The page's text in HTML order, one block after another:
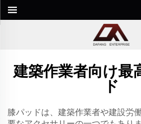
建築作業者向け最
ド
膝パッドは、建築作業者や建設労